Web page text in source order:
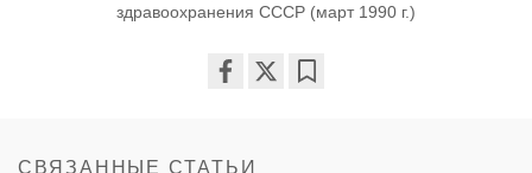
здравоохранения СССР (март 1990 г.)
СВЯЗАННЫЕ СТАТЬИ